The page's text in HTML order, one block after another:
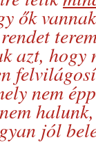
ők
azt,
nem
jól